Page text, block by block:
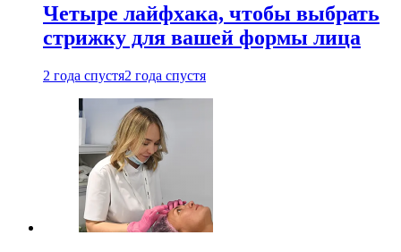
Четыре лайфхака, чтобы выбрать
стрижку для вашей формы лица
2 года спустя2 года спустя